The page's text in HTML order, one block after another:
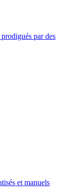
par des
et manuels